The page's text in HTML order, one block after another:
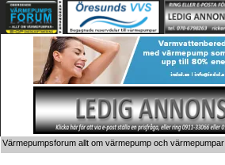
Värmepumpsforum allt om värmepump och värmepumpar